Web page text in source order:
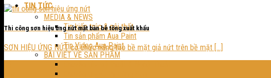
TIN TỨC
MEDIA & NEWS
Tin kiến trúc & nội thất
Tin sản phẩm Aua Paint
Tin Video Aua Paint
BÀI VIẾT VỀ SẢN PHẨM
Thi công sơn hiệu ứng nứt mặt bàn bê tông xuất khẩu
SƠN HIỆU ỨNG NỨT có chức năng tạo bề mặt giả nứt trên bề mặt [...]